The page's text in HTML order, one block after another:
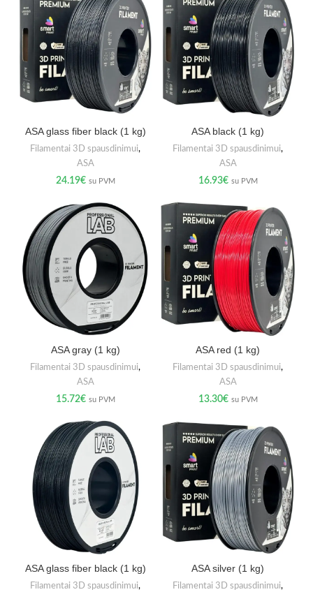
ASA glass fiber black (1 kg)
Filamentai 3D spausdinimui,
ASA
24.19€ su PVM
ASA black (1 kg)
Filamentai 3D spausdinimui,
ASA
16.93€ su PVM
ASA gray (1 kg)
Filamentai 3D spausdinimui,
ASA
15.72€ su PVM
ASA red (1 kg)
Filamentai 3D spausdinimui,
ASA
13.30€ su PVM
ASA glass fiber black (1 kg)
Filamentai 3D spausdinimui,
ASA silver (1 kg)
Filamentai 3D spausdinimui,